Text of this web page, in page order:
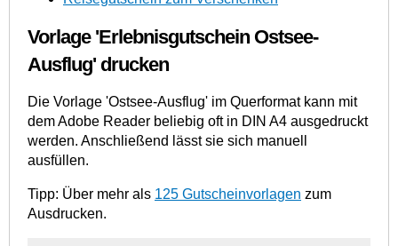
Vorlage 'Erlebnisgutschein Ostsee-
Ausflug' drucken
Die Vorlage 'Ostsee-Ausflug' im Querformat kann mit
dem Adobe Reader beliebig oft in DIN A4 ausgedruckt
werden. Anschließend lässt sie sich manuell
ausfüllen.
Tipp: Über mehr als 125 Gutscheinvorlagen zum
Ausdrucken.